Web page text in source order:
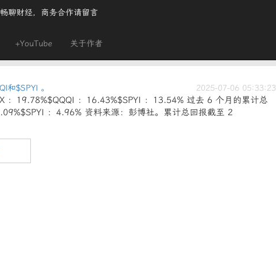
聊财经，商务合作请留言
+YouTube 关于作者
和$SPYI 。 2025-07-06 05:33:23
：19.78%$QQQI ：16.43%$SPYI ：13.54% 过去 6 个月的累计总
：4.96% 资料来源：彭博社。累计总回报截至 2